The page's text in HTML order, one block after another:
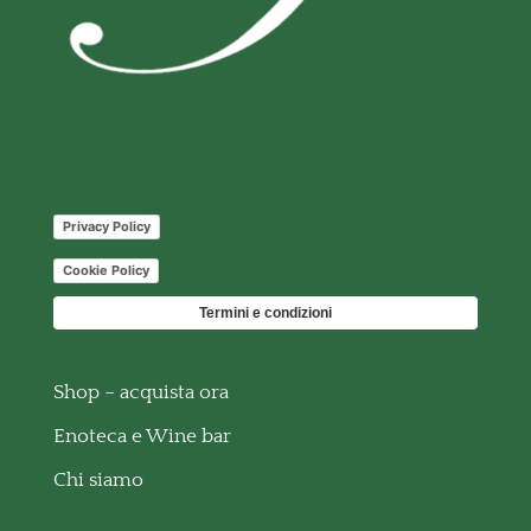
Privacy Policy
Cookie Policy
Termini e condizioni
Shop – acquista ora
Enoteca e Wine bar
Chi siamo